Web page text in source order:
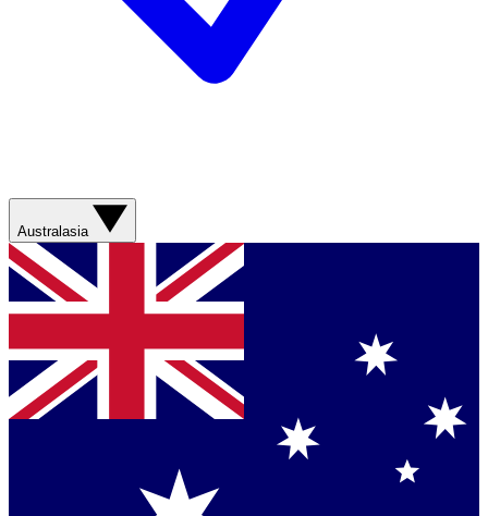
Australasia